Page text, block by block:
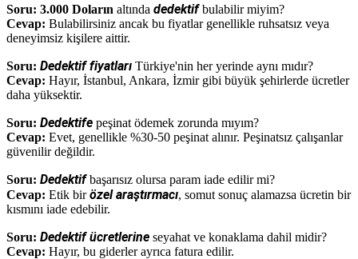
Soru: 3.000 Doların altında dedektifbulabilir miyim?
Cevap: Bulabilirsiniz ancak bu fiyatlar genellikle ruhsatsız veya
deneyimsiz kişilere aittir.
Soru: Dedektif fiyatları Türkiye'nin her yerinde aynı mıdır?
Cevap: Hayır, İstanbul, Ankara, İzmir gibi büyük şehirlerde ücretler
daha yüksektir.
Soru: Dedektife peşinat ödemek zorunda mıyım?
Cevap: Evet, genellikle %30-50 peşinat alınır. Peşinatsız çalışanlar
güvenilir değildir.
Soru: Dedektifbaşarısız olursa param iade edilir mi?
Cevap: Etik birözel araştırmacı, somut sonuç alamazsa ücretin bir
kısmını iade edebilir.
Soru: Dedektif ücretlerine seyahat ve konaklama dahil midir?
Cevap: Hayır, bu giderler ayrıca fatura edilir.